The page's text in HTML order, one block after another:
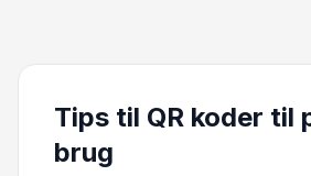
Tips til QR koder til
brug